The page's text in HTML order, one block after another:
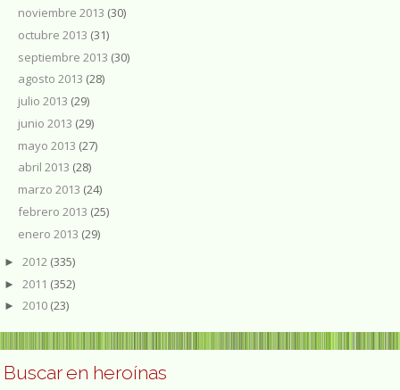
noviembre 2013 (30)
octubre 2013 (31)
septiembre 2013 (30)
agosto 2013 (28)
julio 2013 (29)
junio 2013 (29)
mayo 2013 (27)
abril 2013 (28)
marzo 2013 (24)
febrero 2013 (25)
enero 2013 (29)
► 2012 (335)
► 2011 (352)
► 2010 (23)
Buscar en heroínas